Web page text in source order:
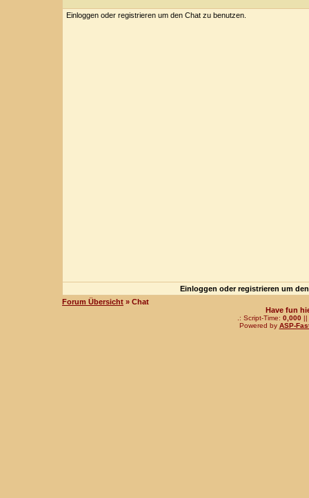
Einloggen oder registrieren um den Chat zu benutzen.
Einloggen oder registrieren um
Forum Übersicht » Chat
Have fun
.: Script-Time: 0,000||
Powered by ASP-